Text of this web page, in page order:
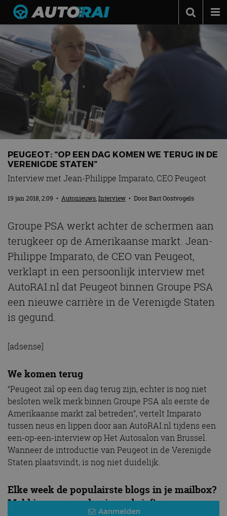
Autonieuws
Podcast
Autotests
Automerken
Adverteren
Contact
MotorRAI.nl
PEUGEOT: “OP EEN DAG KOMEN WE TERUG IN DE
VERENIGDE STATEN”
Interview met Jean-Philippe Imparato, CEO Peugeot
19 jan 2018, 2:09 • Autonieuws,Interview • DoorBart Oostvogels
Groupe PSA werkt achter de schermen aan
terugkeer op de Amerikaanse markt. Jean-
Philippe Imparato, de CEO van Peugeot,
verklapt in een persoonlijk interview met
AutoRAI.nl dat Peugeot binnen Groupe PSA
een nieuwe carrière in de Verenigde Staten
is gegund.
[adsense]
We komen terug
“Peugeot zal op een dag terug zijn, echter is nog niet
besloten welk merk binnen Groupe PSA als eerste de
Amerikaanse markt zal betreden”, vertelt Imparato
tussen neus en lippen door aan AutoRAI.nl tijdens een
een-op-een-interview op Het Autosalon van Brussel.
Wanneer de introductie van Peugeot in de Verenigde
Staten plaatsvindt, is nog niet duidelijk.
Elke week de populairste blogs in je mailbox?
Meld je aan voor de nieuwsbrief!
Aanmelden